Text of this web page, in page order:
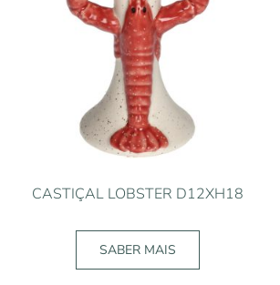
CASTIÇAL LOBSTER D12XH18
SABER MAIS